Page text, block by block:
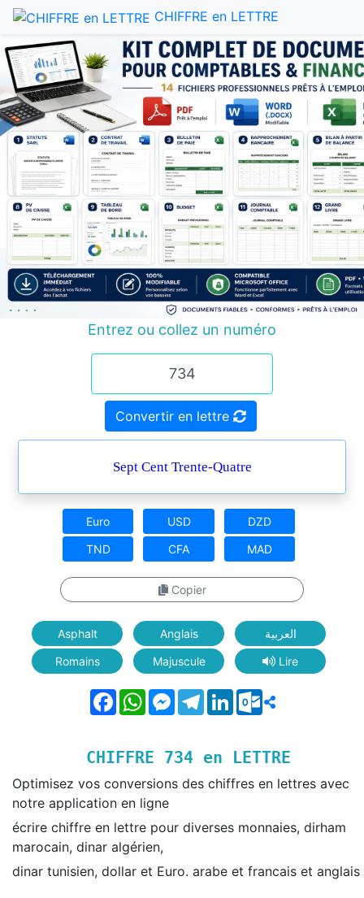
CHIFFRE en LETTRE
Entrez ou collez un numéro
Convertir en lettre
Sept Cent Trente-Quatre
Euro USD
DZD
TND
CFA MAD
Copier
Asphalt Anglais
العربية
Romains
Majuscule Lire
FacebookWhatsAppMessenger
Telegram
LinkedInOutlook.com
CHIFFRE 734en LETTRE
Optimisez vos conversions des chiffres en lettres avec
notre application en ligne
écrire chiffre en lettre pour diverses monnaies, dirham
marocain, dinar algérien,
dinar tunisien, dollar et Euro. arabe et francais et anglais